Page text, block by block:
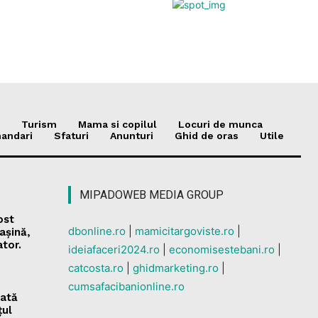
Turism Mama si copilul
Locuri de munca
Sfaturi Anunturi Ghid de oras Utile
MIPADOWEB MEDIA GROUP
dbonline.ro mamicitargoviste.ro
ideiafaceri2024.ro
economisestebani.ro
catcosta.ro
ghidmarketing.ro
cumsafacibanionline.ro